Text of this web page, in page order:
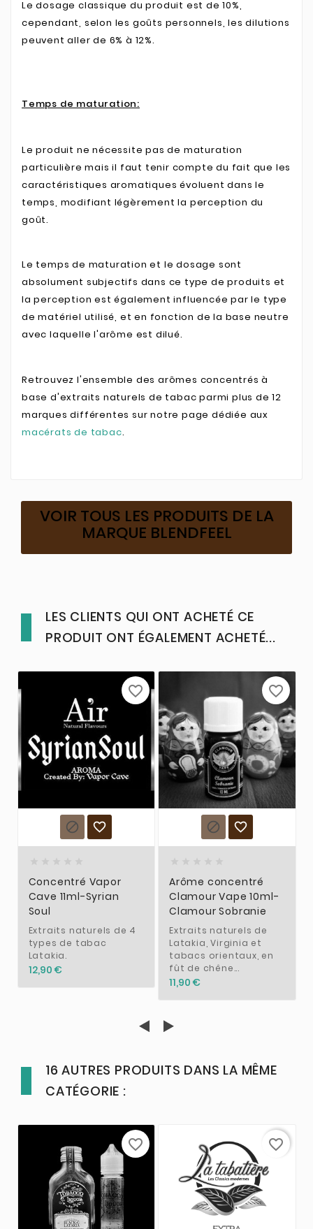
Le dosage classique du produit est de 10%,
cependant, selon les goûts personnels, les dilutions
peuvent aller de 6% à 12%.
Temps de maturation:
Le produit ne nécessite pas de maturation
particulière mais il faut tenir compte du fait que les
caractéristiques aromatiques évoluent dans le
temps, modifiant légèrement la perception du
goût.
Le temps de maturation et le dosage sont
absolument subjectifs dans ce type de produits et
la perception est également influencée par le type
de matériel utilisé, et en fonction de la base neutre
avec laquelle l'arôme est dilué.
Retrouvez l'ensemble des arômes concentrés à
base d'extraits naturels de tabac parmi plus de 12
marques différentes sur notre page dédiée aux
macérats de tabac.
VOIR TOUS LES PRODUITS DE LA
MARQUE BLENDFEEL
LES CLIENTS QUI ONT ACHETÉ CE
PRODUIT ONT ÉGALEMENT ACHETÉ...
 
Concentré Vapor
Cave 11ml-Syrian
Soul
Extraits naturels de 4
types de tabac
Latakia.
12,90 €
favorite_border
 
Arôme concentré
Clamour Vape 10ml-
Clamour Sobranie
Extraits naturels de
Latakia, Virginia et
tabacs orientaux, en
fût de chêne...
11,90 €
favorite_border
16 AUTRES PRODUITS DANS LA MÊME
CATÉGORIE :
favorite_border favorite_border